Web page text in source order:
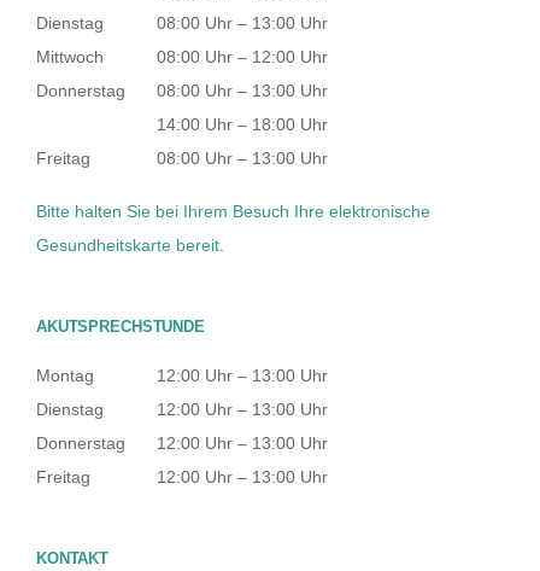
Dienstag
08:00 Uhr – 13:00 Uhr
Mittwoch
08:00 Uhr – 12:00 Uhr
Donnerstag
08:00 Uhr – 13:00 Uhr
14:00 Uhr – 18:00 Uhr
Freitag
08:00 Uhr – 13:00 Uhr
Bitte halten Sie bei Ihrem Besuch Ihre elektronische
Gesundheitskarte bereit.
AKUTSPRECHSTUNDE
Montag
12:00 Uhr – 13:00 Uhr
Dienstag
12:00 Uhr – 13:00 Uhr
Donnerstag
12:00 Uhr – 13:00 Uhr
Freitag
12:00 Uhr – 13:00 Uhr
KONTAKT